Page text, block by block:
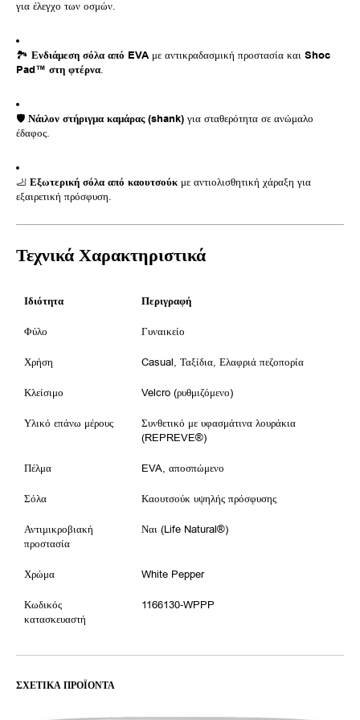
για έλεγχο των οσμών.
🏞️ Ενδιάμεση σόλα από EVAμε αντικραδασμική προστασία και Shoc
Pad™ στη φτέρνα.
🛡️ Νάιλον στήριγμα καμάρας (shank) για σταθερότητα σε ανώμαλο
έδαφος.
🦶 Εξωτερική σόλα από καουτσούκ με αντιολισθητική χάραξη για
εξαιρετική πρόσφυση.
Τεχνικά Χαρακτηριστικά
Ιδιότητα Περιγραφή
Φύλο Γυναικείο
Χρήση Casual, Ταξίδια, Ελαφριά πεζοπορία
Κλείσιμο Velcro (ρυθμιζόμενο)
Υλικό επάνω μέρους
Συνθετικό με υφασμάτινα λουράκια
(REPREVE®)
Πέλμα EVA, αποσπώμενο
Σόλα Καουτσούκ υψηλής πρόσφυσης
Αντιμικροβιακή
προστασία
Ναι (Life Natural®)
Χρώμα White Pepper
Κωδικός
κατασκευαστή
1166130-WPPP
ΣΧΕΤΙΚΆ ΠΡΟΪΌΝΤΑ